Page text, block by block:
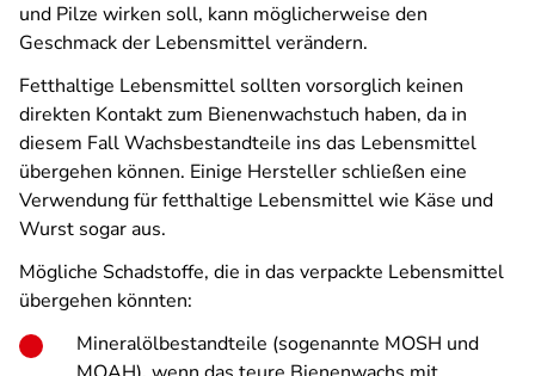
und Pilze wirken soll, kann möglicherweise den
Geschmack der Lebensmittel verändern.
Fetthaltige Lebensmittel sollten vorsorglich keinen
direkten Kontakt zum Bienenwachstuch haben, da in
diesem Fall Wachsbestandteile ins das Lebensmittel
übergehen können. Einige Hersteller schließen eine
Verwendung für fetthaltige Lebensmittel wie Käse und
Wurst sogar aus.
Mögliche Schadstoffe, die in das verpackte Lebensmittel
übergehen könnten:
Mineralölbestandteile (sogenannte MOSH und